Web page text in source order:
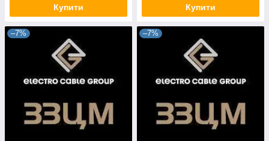
Купити Купити
–7% –7%